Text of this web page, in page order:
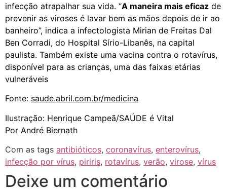
infecção atrapalhar sua vida. “A maneira mais eficaz de
prevenir as viroses é lavar bem as mãos depois de ir ao
banheiro”, indica a infectologista Mirian de Freitas Dal
Ben Corradi, do Hospital Sírio-Libanês, na capital
paulista. Também existe uma vacina contra o rotavírus,
disponível para as crianças, uma das faixas etárias
vulneráveis
Fonte: saude.abril.com.br/medicina
Ilustração: Henrique Campeã/SAÚDE é Vital
Por André Biernath
Com as tags antibióticos, coronavírus, enterovírus,
infecção por vírus, piriris, rotavírus, verão, virose, vírus
Deixe um comentário